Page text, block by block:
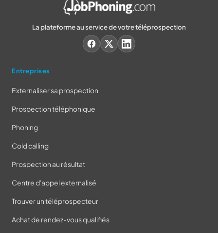
La plateforme au service de votre téléprospection
Entreprises
Externaliser sa prospection
Prospection téléphonique
Phoning
Cold calling
Prospection au résultat
Centre d'appel externalisé
Trouver un téléprospecteur
Achat de rendez-vous qualifiés